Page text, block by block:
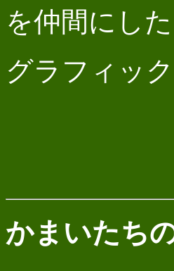
を仲間にし
グラフィッ
かまいたち